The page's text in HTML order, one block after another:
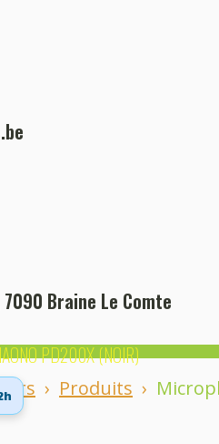
Braine Le Comte
PD200X (NOIR)
› Produits ›